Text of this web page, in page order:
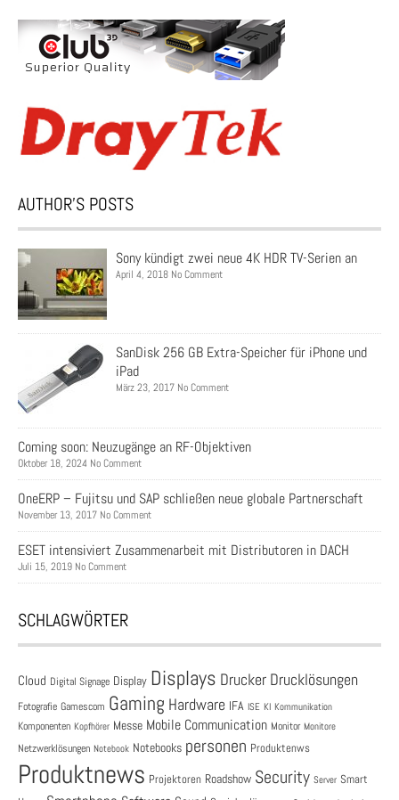
AUTHOR’S POSTS
Sony kündigt zwei neue 4K HDR TV-Serien an
April 4, 2018 No Comment
SanDisk 256 GB Extra-Speicher für iPhone und
iPad
März 23, 2017 No Comment
Coming soon: Neuzugänge an RF-Objektiven
Oktober 18, 2024 No Comment
OneERP – Fujitsu und SAP schließen neue globale Partnerschaft
November 13, 2017 No Comment
ESET intensiviert Zusammenarbeit mit Distributoren in DACH
Juli 15, 2019 No Comment
SCHLAGWÖRTER
Cloud Digital Signage Display Displays Drucker Drucklösungen
Fotografie Gamescom Gaming Hardware IFA ISE KI Kommunikation
Komponenten Kopfhörer Messe Mobile Communication Monitor Monitore
Netzwerklösungen Notebook Notebooks personen Produktenws
Produktnews Projektoren Roadshow Security Server Smart